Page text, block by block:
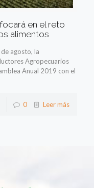
en el reto
alimentos
agosto, la
Agropecuarios
Anual 2019 con el
0 Leer más